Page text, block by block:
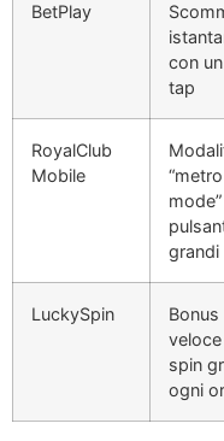
BetPlay
con
tap
RoyalClub
Mobile
“metro
grandi
LuckySpin
Bonus
veloce
spin
ogni